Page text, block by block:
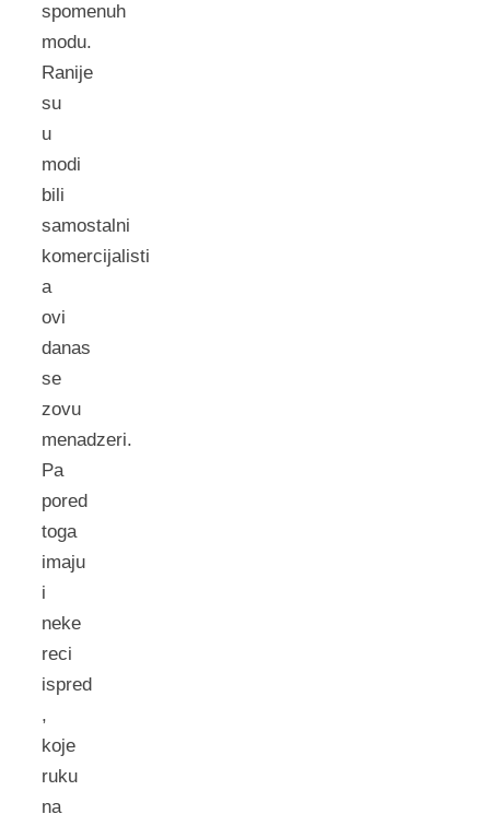
spomenuh
modu.
Ranije
su
u
modi
bili
samostalni
komercijalisti
a
ovi
danas
se
zovu
menadzeri.
Pa
pored
toga
imaju
i
neke
reci
ispred
,
koje
ruku
na